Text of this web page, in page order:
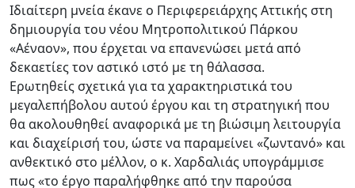
Ιδιαίτερη μνεία έκανε ο Περιφερειάρχης Αττικής στη
δημιουργία του νέου Μητροπολιτικού Πάρκου
«Αέναον», που έρχεται να επανενώσει μετά από
δεκαετίες τον αστικό ιστό με τη θάλασσα.
Ερωτηθείς σχετικά για τα χαρακτηριστικά του
μεγαλεπήβολου αυτού έργου και τη στρατηγική που
θα ακολουθηθεί αναφορικά με τη βιώσιμη λειτουργία
και διαχείρισή του, ώστε να παραμείνει «ζωντανό» και
ανθεκτικό στο μέλλον, ο κ. Χαρδαλιάς υπογράμμισε
πως «το έργο παραλήφθηκε από την παρούσα